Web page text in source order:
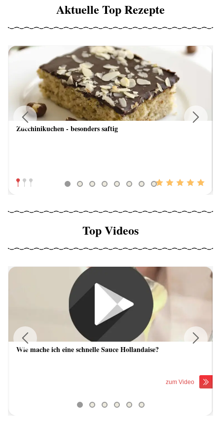
Aktuelle Top Rezepte
Zucchinikuchen - besonders saftig
Previous
Top Videos
Wie mache ich eine schnelle Sauce Hollandaise?
zum Video
Previous